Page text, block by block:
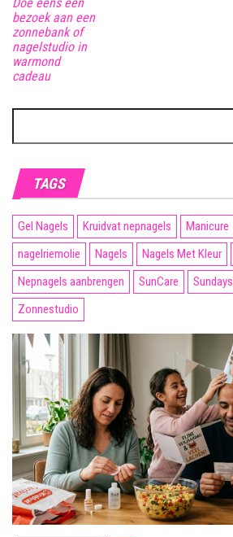
bezoek aan een
zonnebank of
nagelstudio in
warmond
cadeau
naar:
TAGS
Gel Nagels Kruidvat nepnagels Manicure
nagelriemolie
Nagels Nagels Met Kleur
Nepnagels aanbrengen
SunCare Sundays
Zonnestudio